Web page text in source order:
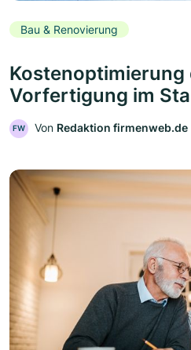
Bau & Renovierung
Kostenoptimierung
Vorfertigung im
FW Von Redaktion firmenweb.de